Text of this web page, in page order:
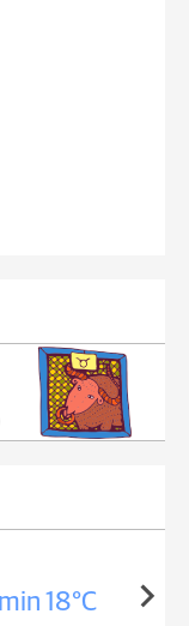
min 18°C